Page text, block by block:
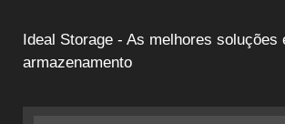
Ideal Storage - As melhores soluções
armazenamento